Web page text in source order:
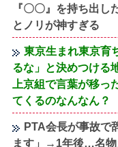
『〇〇』を持ち出
とノリが神すぎる
東京生まれ東京育
るな」と決めつける
上京組で言葉が移っ
てくるのなんなん？
PTA会長が事故で
ます」→1年後…名物